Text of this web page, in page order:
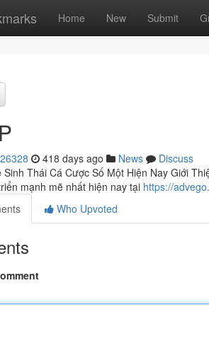
Home New Submit
418 days ago News
Discuss
Sinh Thái Cá Cược Số Một Hiện Nay Giới
mạnh mẽ nhất hiện nay tại https://
Who Upvoted